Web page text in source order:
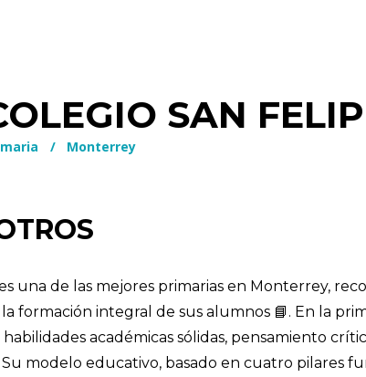
SAN
/ Monterrey
una de las mejores primarias en Monterrey,
formación integral de sus alumnos 📘. En la
académicas sólidas, pensamiento
modelo educativo, basado en cuatro pilares